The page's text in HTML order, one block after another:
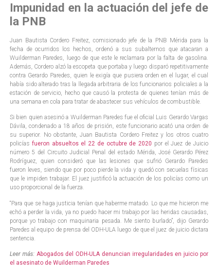
Impunidad en la actuación del jefe de
la PNB
Juan Bautista Cordero Freitez, comisionado jefe de la PNB Mérida para la
fecha de ocurridos los hechos, ordenó a sus subalternos que atacaran a
Wuilderman Paredes, luego de que este le reclamara por la falta de gasolina.
Además, Cordero alzó la escopeta que portaba y luego disparó repetitivamente
contra Gerardo Paredes, quien le exigía que pusiera orden en el lugar, el cual
había sido alterado tras la llegada arbitraria de los funcionarios policiales a la
estación de servicio, hecho que causó la protesta de quienes tenían más de
una semana en cola para tratar de abastecer sus vehículos de combustible.
Si bien quien asesinó a Wuilderman Paredes fue el oficial Luis Gerardo Vargas
Dávila, condenado a 18 años de prisión, este funcionario acató una orden de
su superior. No obstante, Juan Bautista Cordero Freitez y los otros cuatro
policíasfueron absueltos el 22 de octubre de 2020 por el Juez de Juicio
número 5 del Circuito Judicial Penal del estado Mérida, José Gerardo Pérez
Rodríguez, quien consideró que las lesiones que sufrió Gerardo Paredes
fueron leves, siendo que por poco pierde la vida y quedó con secuelas físicas
que le impiden trabajar. El juez justificó la actuación de los policías como un
uso proporcional de la fuerza.
“Para que se haga justicia tenían que haberme matado. Lo que me hicieron me
echó a perder la vida, ya no puedo hacer mi trabajo por las heridas causadas,
porque yo trabajo con maquinaria pesada. Me siento burlado”, dijo Gerardo
Paredes al equipo de prensa del ODH-ULA luego de que el juez de juicio dictara
sentencia.
Leer más: Abogados del ODH-ULA denuncian irregularidades en juicio por
el asesinato de Wuilderman Paredes